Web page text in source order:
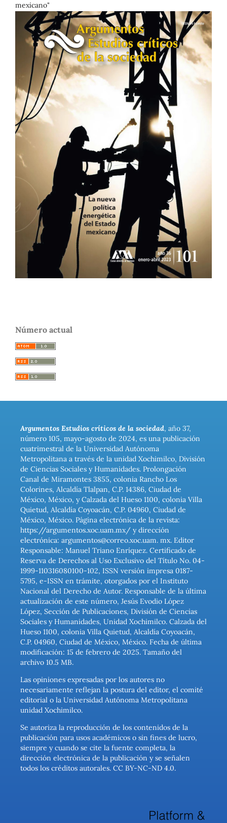
mexicano"
Número actual
Argumentos Estudios críticos de la sociedad, año 37,
número 105, mayo-agosto de 2024, es una publicación
cuatrimestral de la Universidad Autónoma
Metropolitana a través de la unidad Xochimilco, División
de Ciencias Sociales y Humanidades. Prolongación
Canal de Miramontes 3855, colonia Rancho Los
Colorines, Alcaldía Tlalpan, C.P. 14386, Ciudad de
México, México, y Calzada del Hueso 1100, colonia Villa
Quietud, Alcaldía Coyoacán, C.P. 04960, Ciudad de
México, México. Página electrónica de la revista:
https://argumentos.xoc.uam.mx/ y dirección
electrónica: argumentos@correo.xoc.uam. mx. Editor
Responsable: Manuel Triano Enríquez. Certificado de
Reserva de Derechos al Uso Exclusivo del Título No. 04-
1999-110316080100-102, ISSN versión impresa 0187-
5795, e-ISSN en trámite, otorgados por el Instituto
Nacional del Derecho de Autor. Responsable de la última
actualización de este número, Jesús Evodio López
López, Sección de Publicaciones, División de Ciencias
Sociales y Humanidades, Unidad Xochimilco. Calzada del
Hueso 1100, colonia Villa Quietud, Alcaldía Coyoacán,
C.P. 04960, Ciudad de México, México. Fecha de última
modificación: 15 de febrero de 2025. Tamaño del
archivo 10.5 MB.
Las opiniones expresadas por los autores no
necesariamente reflejan la postura del editor, el comité
editorial o la Universidad Autónoma Metropolitana
unidad Xochimilco.
Se autoriza la reproducción de los contenidos de la
publicación para usos académicos o sin fines de lucro,
siempre y cuando se cite la fuente completa, la
dirección electrónica de la publicación y se señalen
todos los créditos autorales. CC BY-NC-ND 4.0.